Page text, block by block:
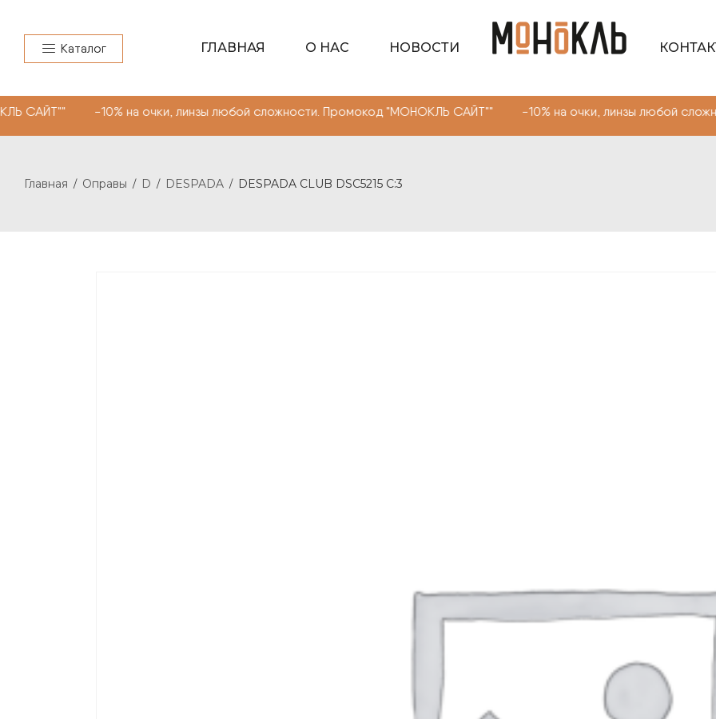
Каталог ГЛАВНАЯ О НАС НОВОСТИ
на очки, линзы любой сложности. Промокод "МОНОКЛЬ САЙТ"" -10% на очки, линзы любой
Главная / Оправы / D / DESPADA / DESPADA CLUB DSC5215 С:3